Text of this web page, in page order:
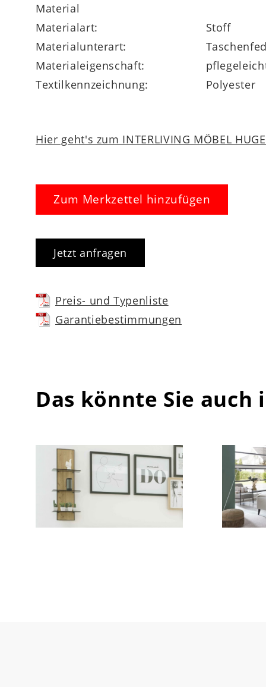
Der atmungsaktive
ausgestattet und verfügt über praktische
bis zu60 °Cin der Maschine waschen.
Planungstipps für Ihren Matratzenkauf
Kombinieren Sie die Matratze mit einem
Nutzen Sie die Kombinationsmöglichkeit
DieInterliving Matratze Medikontur 1911
Material
Materialart:
Stoff
Materialunterart:
Materialeigenschaft:
Textilkennzeichnung:
Polyester
Hier geht's zum INTERLIVING MÖBEL
Zum Merkzettel hinzufügen
Jetzt anfragen
Preis- und Typenliste
Garantiebestimmungen
Das könnte Sie auch